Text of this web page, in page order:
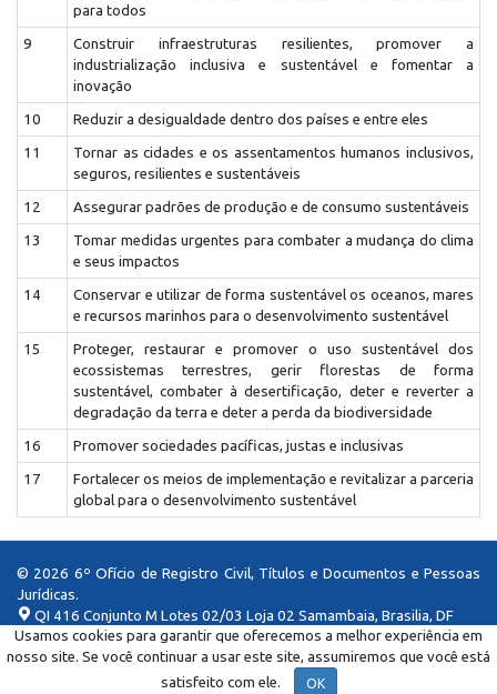
Usamos cookies para garantir que oferecemos a melhor experiência em
nosso site. Se você continuar a usar este site, assumiremos que você está
satisfeito com ele.
OK
para todos
9
Construir infraestruturas resilientes, promover a
industrialização inclusiva e sustentável e fomentar a
inovação
10
Reduzir a desigualdade dentro dos países e entre eles
11
Tornar as cidades e os assentamentos humanos inclusivos,
seguros, resilientes e sustentáveis
12
Assegurar padrões de produção e de consumo sustentáveis
13
Tomar medidas urgentes para combater a mudança do clima
e seus impactos
14
Conservar e utilizar de forma sustentável os oceanos, mares
e recursos marinhos para o desenvolvimento sustentável
15
Proteger, restaurar e promover o uso sustentável dos
ecossistemas terrestres, gerir florestas de forma
sustentável, combater à desertificação, deter e reverter a
degradação da terra e deter a perda da biodiversidade
16
Promover sociedades pacíficas, justas e inclusivas
17
Fortalecer os meios de implementação e revitalizar a parceria
global para o desenvolvimento sustentável
© 2026 6º Ofício de Registro Civil, Títulos e Documentos e Pessoas
Jurídicas.
QI 416 Conjunto M Lotes 02/03 Loja 02 Samambaia, Brasilia, DF
6rtddf@6rtddf.com.br
(61) 3357-8000
Siscart